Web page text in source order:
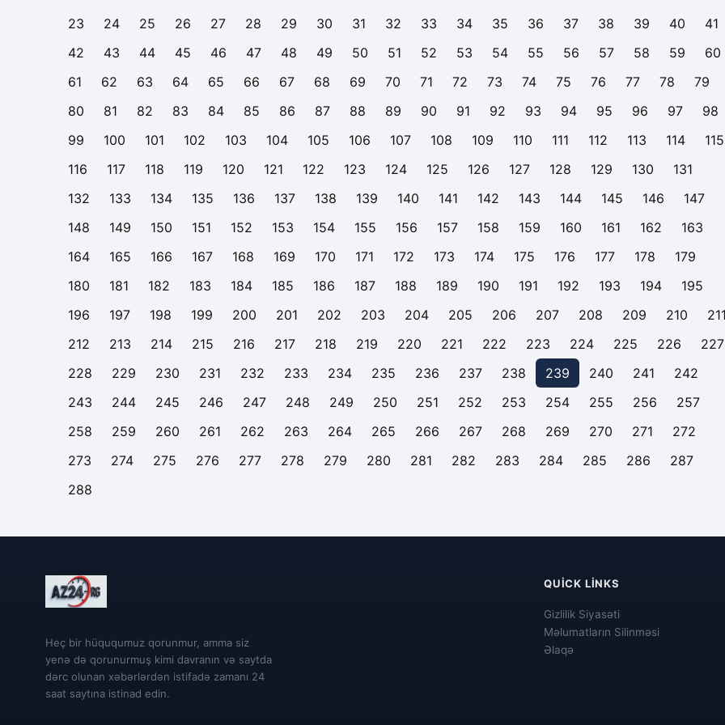
23
24 25 26 27 28 29 30 31 32 33 34 35 36 37 38 39 40
41
42
43 44 45 46 47 48 49 50 51 52 53 54 55 56 57 58 59
60
61
62 63 64 65 66 67 68 69 70 71 72 73 74 75 76 77 78
79
80
81 82 83 84 85 86 87 88 89 90 91 92 93 94 95 96 97
98
99
100 101 102 103 104 105 106 107 108 109 110 111 112 113 114
115
116
117 118 119 120 121 122 123 124 125 126 127 128 129 130
131
132
133 134 135 136 137 138 139 140 141 142 143 144 145 146
147
148
149 150 151 152 153 154 155 156 157 158 159 160 161 162
163
164
165 166 167 168 169 170 171 172 173 174 175 176 177 178
179
180
181 182 183 184 185 186 187 188 189 190 191 192 193 194
195
196
197 198 199 200 201 202 203 204 205 206 207 208 209 210
212
213 214 215 216 217 218 219 220 221 222 223 224 225 226
227
228
229 230 231 232 233 234 235 236 237 238 239 240 241
242
243
244 245 246 247 248 249 250 251 252 253 254 255 256
257
258
259 260 261 262 263 264 265 266 267 268 269 270 271
272
273
274 275 276 277 278 279 280 281 282 283 284 285 286
287
288
Heç bir hüququmuz qorunmur, amma siz
yenə də qorunurmuş kimi davranın və saytda
dərc olunan xəbərlərdən istifadə zamanı 24
saat saytına istinad edin.
QUICK LINKS
Gizlilik Siyasəti
Məlumatların Silinməsi
Əlaqə